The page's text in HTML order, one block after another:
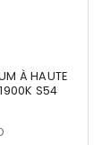
À HAUTE
S54